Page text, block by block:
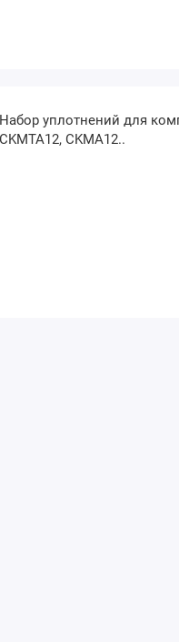
Набор уплотнений для
CKMTA12, CKMA12..